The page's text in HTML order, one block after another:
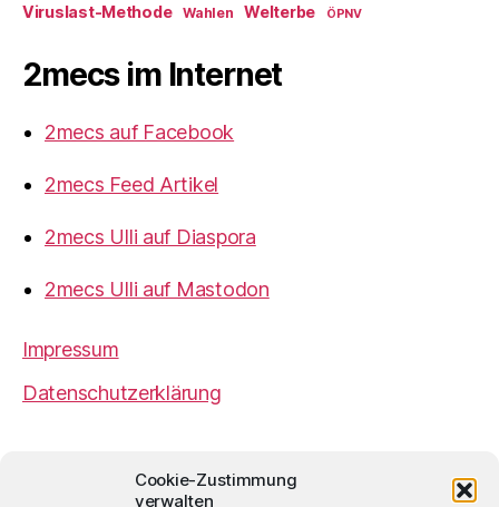
Cookie-Zustimmung
verwalten
Viruslast-Methode Wahlen Welterbe ÖPNV
2mecs im Internet
2mecs auf Facebook
2mecs Feed Artikel
2mecs Ulli auf Diaspora
2mecs Ulli auf Mastodon
Impressum
Datenschutzerklärung
Ulrich Würdemannist sofern nicht
anders angegeben lizenziert unter einer
Creative